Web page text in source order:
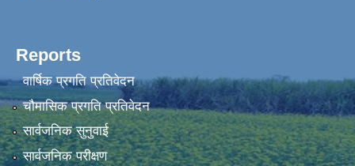
Reports
वार्षिक प्रगति प्रतिवेदन
चौमासिक प्रगति प्रतिवेदन
सार्वजनिक सुनुवाई
सार्वजनिक परीक्षण